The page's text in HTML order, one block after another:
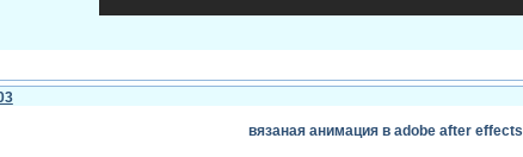
создадим простую и эффектную новогоднюю композицию.
вязаная анимация в adobe after effects